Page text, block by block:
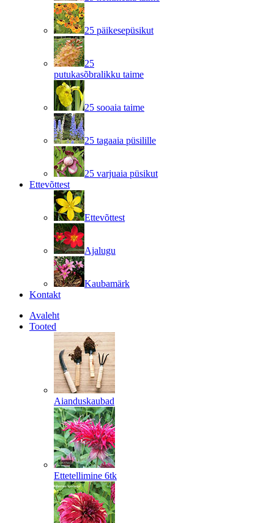
25 päikesepüsikut
25
putukasõbralikku taime
25 sooaia taime
25 tagaaia püsilille
25 varjuaia püsikut
Ettevõttest
Ettevõttest
Ajalugu
Kaubamärk
Kontakt
Avaleht
Tooted
Aianduskaubad
Ettetellimine 6tk